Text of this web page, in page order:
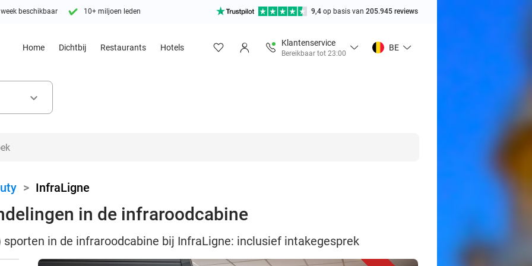
beschikbaar 10+ miljoen leden 9,4 op basis van 205.945 reviews
Home Dichtbij Restaurants Hotels
Klantenservice
Bereikbaar tot 23:00
BE
keyboard_arrow_down
> InfraLigne
in de infraroodcabine
in de infraroodcabine bij InfraLigne: inclusief intakegesprek